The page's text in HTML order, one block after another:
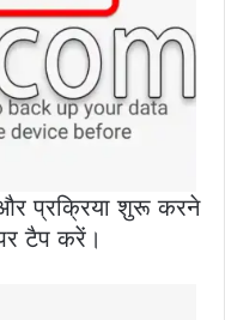
और प्रक्रिया शुरू करने
टैप करें।